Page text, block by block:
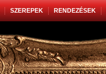
SZEREPEK RENDEZÉSEK